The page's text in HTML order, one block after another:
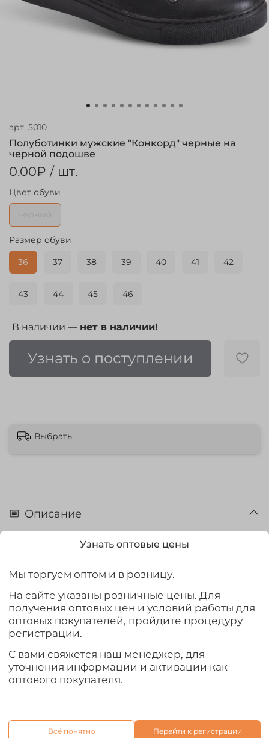
арт. 5010
Полуботинки мужские "Конкорд" черные на
черной подошве
0.00₽ / шт.
В наличии — нет в наличии!
Узнать о поступлении
Цвет обуви
Размер обуви
36 37 38 39 40 41 42
43 44 45 46
Выбрать
Описание
Полуботинки мужские
«Конкорд» от производителя ХСН
Предназначены для активного отдыха, идеально
подойдут туристам и любителям ходовой охоты и
рыбалки. Модель может эксплуатироваться как летом,
так и в весенне - осенний период.
Отлично подойдут для прогулки по городу.
Производитель:ХСН
Наружный слой обуви:Натуральная кожа КРС - "Хром"
Подклад обуви:«Airtex» (Аиртекс) - вентилируемый,
Комфортная температура эксплуатации:от +5° до
Узнать оптовые цены
Мы торгуем оптом и в розницу.
На сайте указаны розничные цены. Для
получения оптовых цен и условий работы для
оптовых покупателей, пройдите процедуру
регистрации.
С вами свяжется наш менеджер, для
уточнения информации и активации как
оптового покупателя.
Всё понятно Перейти к регистрации